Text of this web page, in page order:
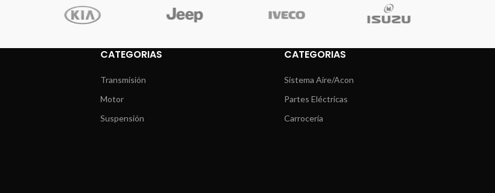
CATEGORIAS
Transmisión
Motor
Suspensión
CATEGORIAS
Sistema Aire/Acon
Partes Eléctricas
Carrocería